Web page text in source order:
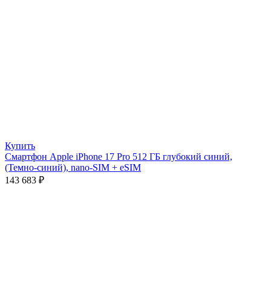
Купить
Смартфон Apple iPhone 17 Pro 512 ГБ глубокий синий,
(Темно-синий), nano-SIM + eSIM
143 683 ₽